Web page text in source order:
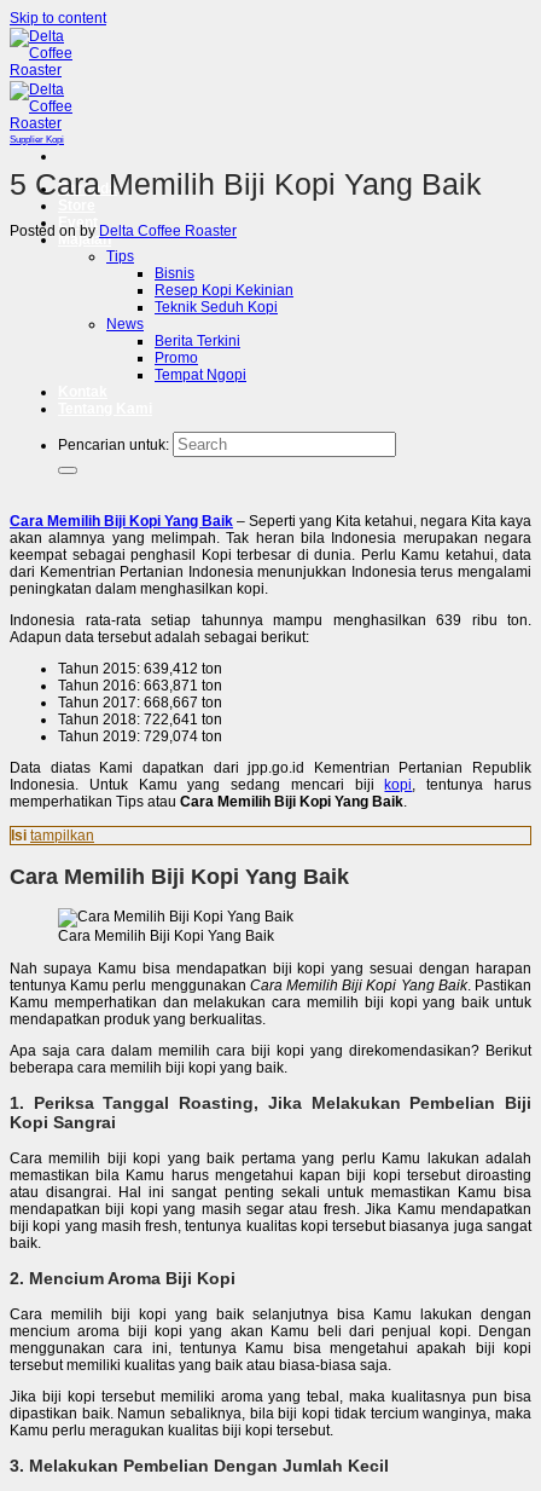
Skip to content
Beranda
Event
Majalah
Tips
Bisnis
Resep Kopi Kekinian
Teknik Seduh Kopi
News
Berita Terkini
Promo
Tempat Ngopi
Pencarian untuk:
Supplier Kopi
5 Cara Memilih Biji Kopi Yang Baik
Posted on by Delta Coffee Roaster
Cara Memilih Biji Kopi Yang Baik – Seperti yang Kita ketahui, negara Kita kaya
akan alamnya yang melimpah. Tak heran bila Indonesia merupakan negara
keempat sebagai penghasil Kopi terbesar di dunia. Perlu Kamu ketahui, data
dari Kementrian Pertanian Indonesia menunjukkan Indonesia terus mengalami
peningkatan dalam menghasilkan kopi.
Indonesia rata-rata setiap tahunnya mampu menghasilkan 639 ribu ton.
Adapun data tersebut adalah sebagai berikut:
Tahun 2015: 639,412 ton
Tahun 2016: 663,871 ton
Tahun 2017: 668,667 ton
Tahun 2018: 722,641 ton
Tahun 2019: 729,074 ton
Data diatas Kami dapatkan dari jpp.go.id Kementrian Pertanian Republik
Indonesia. Untuk Kamu yang sedang mencari biji
kopi, tentunya harus
memperhatikan Tips atau Cara Memilih Biji Kopi Yang Baik.
Isi tampilkan
Cara Memilih Biji Kopi Yang Baik
Cara Memilih Biji Kopi Yang Baik
Nah supaya Kamu bisa mendapatkan biji kopi yang sesuai dengan harapan
tentunya Kamu perlu menggunakan Cara Memilih Biji Kopi Yang Baik. Pastikan
Kamu memperhatikan dan melakukan cara memilih biji kopi yang baik untuk
mendapatkan produk yang berkualitas.
Apa saja cara dalam memilih cara biji kopi yang direkomendasikan? Berikut
beberapa cara memilih biji kopi yang baik.
1. Periksa Tanggal Roasting, Jika Melakukan Pembelian Biji
Kopi Sangrai
Cara memilih biji kopi yang baik pertama yang perlu Kamu lakukan adalah
memastikan bila Kamu harus mengetahui kapan biji kopi tersebut diroasting
atau disangrai. Hal ini sangat penting sekali untuk memastikan Kamu bisa
mendapatkan biji kopi yang masih segar atau fresh. Jika Kamu mendapatkan
biji kopi yang masih fresh, tentunya kualitas kopi tersebut biasanya juga sangat
baik.
2. Mencium Aroma Biji Kopi
Cara memilih biji kopi yang baik selanjutnya bisa Kamu lakukan dengan
mencium aroma biji kopi yang akan Kamu beli dari penjual kopi. Dengan
menggunakan cara ini, tentunya Kamu bisa mengetahui apakah biji kopi
tersebut memiliki kualitas yang baik atau biasa-biasa saja.
Jika biji kopi tersebut memiliki aroma yang tebal, maka kualitasnya pun bisa
dipastikan baik. Namun sebaliknya, bila biji kopi tidak tercium wanginya, maka
Kamu perlu meragukan kualitas biji kopi tersebut.
3. Melakukan Pembelian Dengan Jumlah Kecil